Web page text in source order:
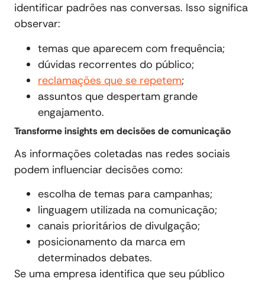
identificar padrões nas conversas. Isso significa
observar:
temas que aparecem com frequência;
dúvidas recorrentes do público;
reclamações que se repetem;
assuntos que despertam grande
engajamento.
Transforme insights em decisões de comunicação
As informações coletadas nas redes sociais
podem influenciar decisões como:
escolha de temas para campanhas;
linguagem utilizada na comunicação;
canais prioritários de divulgação;
posicionamento da marca em
determinados debates.
Se uma empresa identifica que seu público